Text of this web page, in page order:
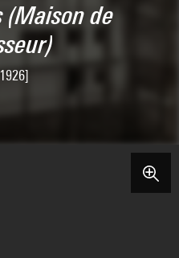
de